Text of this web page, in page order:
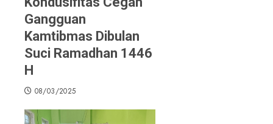
Gangguan
Kamtibmas Dibulan
Suci Ramadhan 1446
H
08/03/2025